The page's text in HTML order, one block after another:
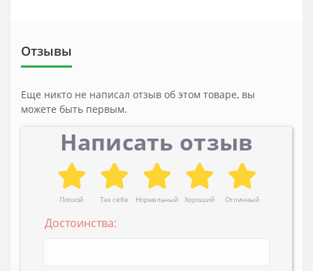
Отзывы
Еще никто не написал отзыв об этом товаре, вы
можете быть первым.
Написать отзыв
Плохой Так себе Нормальный Хороший Отличный
Достоинства: